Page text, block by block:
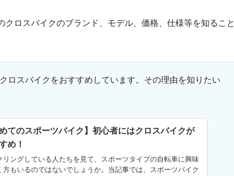
ロスバイクのブランド、モデル、価格、仕様等を知ること
ロスバイクをおすすめしています。その理由を知りたい
めてのスポーツバイク】初心者にはクロスバイクが
め！
リングしている人たちを見て、スポーツタイプの自転車に興味
方もいるのではないでしょうか。当記事では、スポーツバイク